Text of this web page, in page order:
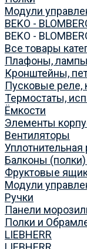
Модули
BEKO -
BEKO -
Все товары
Плафоны,
Кронштейны,
Пусковые реле,
Термостаты,
Ёмкости
Элементы
Вентиляторы
Уплотнительная
Балконы
Фруктовые
Модули
Ручки
Панели
Полки и
LIEBHERR